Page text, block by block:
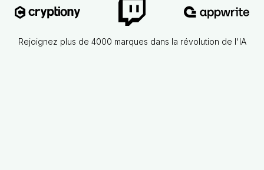
Rejoignez plus de 4000 marques dans la révolution de l'IA